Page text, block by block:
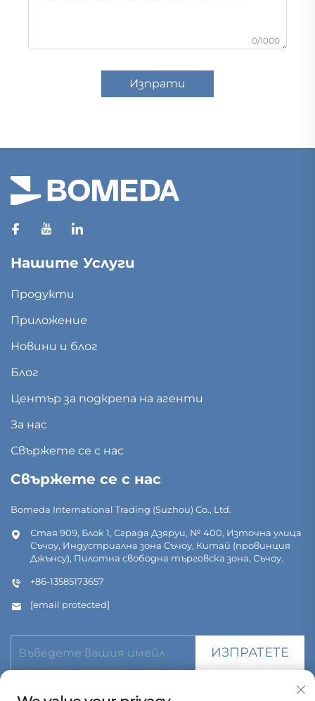
0/1000
Изпрати
Нашите Услуги
Продукти
Приложение
Новини и блог
Блог
Център за подкрепа на агенти
За нас
Свържете се с нас
Свържете се с нас
Bomeda International Trading (Suzhou) Co., Ltd.
Стая 909, Блок 1, Сграда Дзяруи, № 400, Източна улица
Съчоу, Индустриална зона Съчоу, Китай (провинция
Джънсу), Пилотна свободна търговска зона, Съчоу.
+86-13585173657
[email protected]
ИЗПРАТЕТЕ